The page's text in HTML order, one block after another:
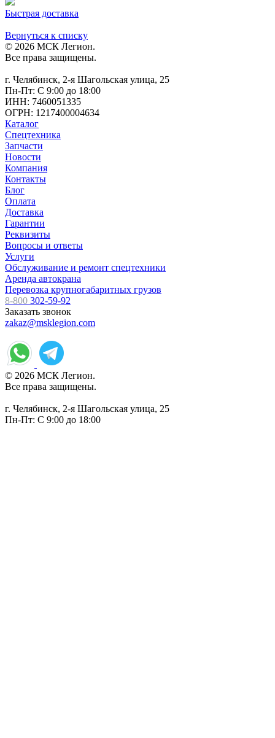
Быстрая доставка
Вернуться к списку
© 2026 МСК Легион.
Все права защищены.
г. Челябинск, 2-я Шагольская улица, 25
Пн-Пт: С 9:00 до 18:00
ИНН: 7460051335
ОГРН: 1217400004634
Каталог
Спецтехника
Запчасти
Новости
Компания
Контакты
Блог
Оплата
Доставка
Гарантии
Реквизиты
Вопросы и ответы
Услуги
Обслуживание и ремонт спецтехники
Аренда автокрана
Перевозка крупногабаритных грузов
8-800 302-59-92
Заказать звонок
zakaz@msklegion.com
© 2026 МСК Легион.
Все права защищены.
г. Челябинск, 2-я Шагольская улица, 25
Пн-Пт: С 9:00 до 18:00